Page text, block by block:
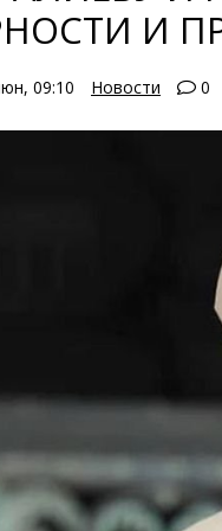
И
09:10 Новости 0